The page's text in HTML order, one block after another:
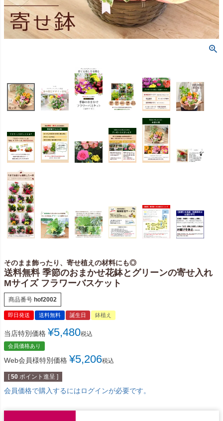
そのまま飾ったり、寄せ植えの材料にも◎
送料無料 季節のおまかせ花鉢とグリーンの寄せ入れ
Mサイズ フラワーバスケット
商品番号 hof2002
即日発送 送料無料 誕生日 鉢植え
当店特別価格 ¥5,480税込
会員価格あり
Web会員様特別価格 ¥5,206税込
[ 50 ポイント進呈 ]
会員価格で購入するにはログインが必要です。